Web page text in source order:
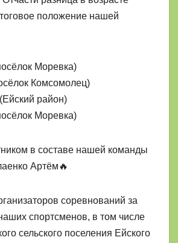
положение нашей
Моревка)
Комсомолец)
район)
Моревка)
в составе нашей команды
Артём🔥
соревнований за
спортсменов, в том числе
сельского поселения Ейского